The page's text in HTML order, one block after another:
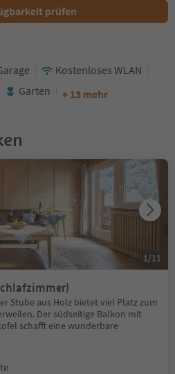
prüfen
Kostenloses WLAN
Garten + 13 mehr
Stube aus Holz bietet viel Platz zum
Der südseitige Balkon mit
schafft eine wunderbare
1/11